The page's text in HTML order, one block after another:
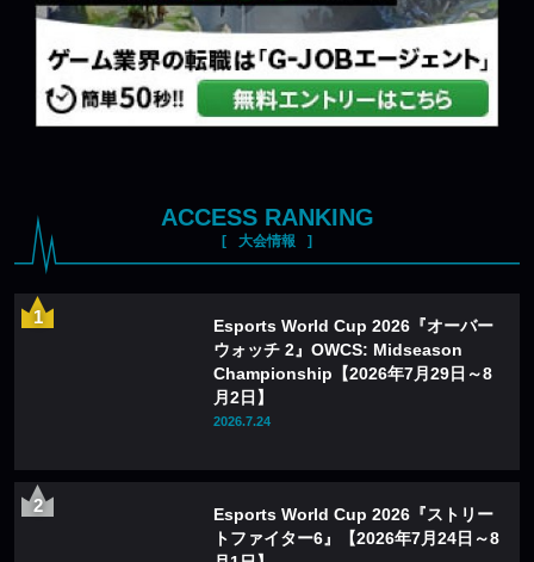
ACCESS RANKING
大会情報
Esports World Cup 2026『オーバー
ウォッチ 2』OWCS: Midseason
Championship【2026年7月29日～8
月2日】
2026.7.24
Esports World Cup 2026『ストリー
トファイター6』【2026年7月24日～8